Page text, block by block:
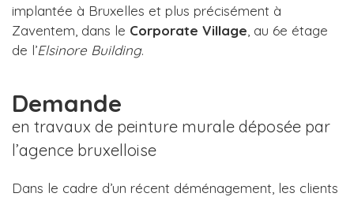
implantée à Bruxelles et plus précisément à
Zaventem, dans le Corporate Village , au 6e étage
de l’Elsinore Building.
Demande
en travaux de peinture murale déposée par
l’agence bruxelloise
Dans le cadre d’un récent déménagement, les clients